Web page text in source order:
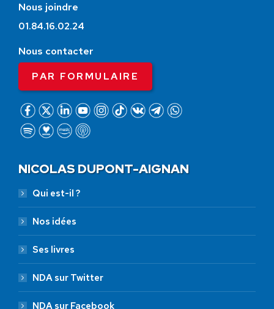
Nous joindre
01.84.16.02.24
Nous contacter
PAR FORMULAIRE
NICOLAS DUPONT-AIGNAN
Qui est-il ?
Nos idées
Ses livres
NDA sur Twitter
NDA sur Facebook